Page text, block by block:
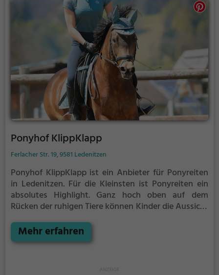
Ponyhof KlippKlapp
Ferlacher Str. 19, 9581 Ledenitzen
Ponyhof KlippKlapp ist ein Anbieter für Ponyreiten
in Ledenitzen. Für die Kleinsten ist Ponyreiten ein
absolutes Highlight. Ganz hoch oben auf dem
Rücken der ruhigen Tiere können Kinder die Aussicht
Ledenitzen reiten.
Mehr erfahren